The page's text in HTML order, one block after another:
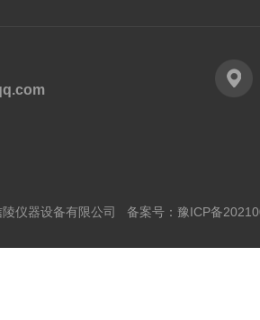
仪器设备有限公司 备案号： 豫ICP备